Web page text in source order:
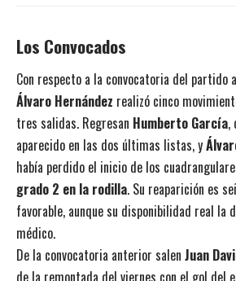
Los Convocados
Con respecto a la convocatoria del partido
Álvaro Hernández realizó cinco
tres salidas. Regresan Humberto García,
aparecido en las dos últimas listas, y
había perdido el inicio de los
grado 2 en la rodilla. Su reaparición es
favorable, aunque su disponibilidad real la
médico.
De la convocatoria anterior salen Juan
de la remontada del viernes con el gol del